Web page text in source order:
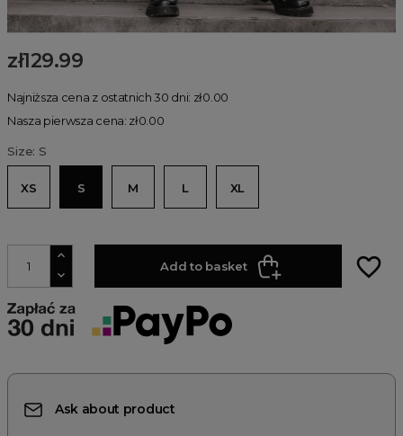
zł129.99
Najniższa cena z ostatnich 30 dni: zł0.00
Nasza pierwsza cena: zł0.00
Size: S
XS S M L XL
Add to basket favorite_border
Ask about product